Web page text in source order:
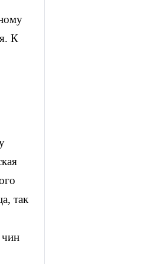
К
так
чин